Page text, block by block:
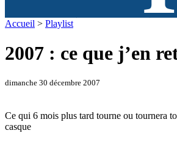
Accueil > Playlist
2007 : ce que j’en
dimanche 30 décembre 2007
Ce qui 6 mois plus tard tourne ou tournera
casque